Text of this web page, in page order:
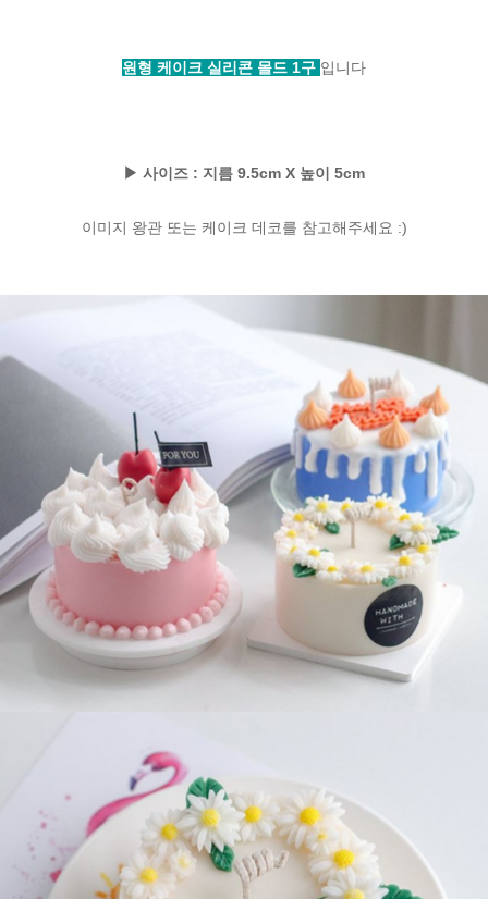
원형 케이크 실리콘 몰드 1구 입니다
▶ 사이즈 : 지름 9.5cm X 높이 5cm
이미지 왕관 또는 케이크 데코를 참고해주세요 :)